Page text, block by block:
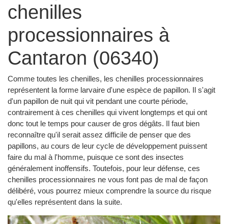
chenilles
processionnaires à
Cantaron (06340)
Comme toutes les chenilles, les chenilles processionnaires
représentent la forme larvaire d'une espèce de papillon. Il s'agit
d'un papillon de nuit qui vit pendant une courte période,
contrairement à ces chenilles qui vivent longtemps et qui ont
donc tout le temps pour causer de gros dégâts. Il faut bien
reconnaître qu'il serait assez difficile de penser que des
papillons, au cours de leur cycle de développement puissent
faire du mal à l'homme, puisque ce sont des insectes
généralement inoffensifs. Toutefois, pour leur défense, ces
chenilles processionnaires ne vous font pas de mal de façon
délibéré, vous pourrez mieux comprendre la source du risque
qu'elles représentent dans la suite.